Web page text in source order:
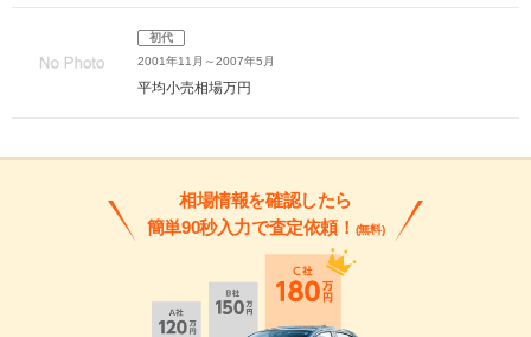
初代
2001年11月～2007年5月
平均小売相場万円
相場情報を確認したら
簡単90秒入力で査定依頼！ (無料)